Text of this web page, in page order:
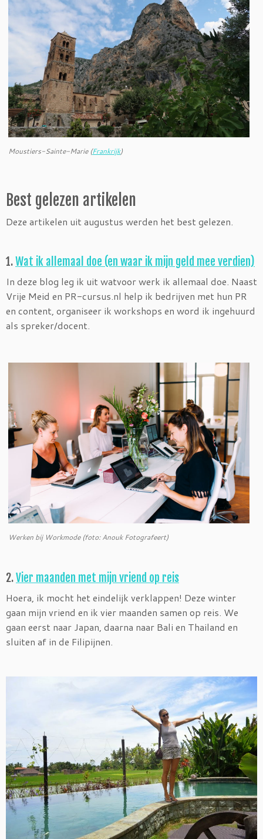
Moustiers-Sainte-Marie (Frankrijk)
Best gelezen artikelen
Deze artikelen uit augustus werden het best gelezen.
1.Wat ik allemaal doe (en waar ik mijn geld mee verdien)
In deze blog leg ik uit watvoor werk ik allemaal doe. Naast
Vrije Meid en PR-cursus.nl help ik bedrijven met hun PR
en content, organiseer ik workshops en word ik ingehuurd
als spreker/docent.
Werken bij Workmode (foto: Anouk Fotografeert)
2.Vier maanden met mijn vriend op reis
Hoera, ik mocht het eindelijk verklappen! Deze winter
gaan mijn vriend en ik vier maanden samen op reis. We
gaan eerst naar Japan, daarna naar Bali en Thailand en
sluiten af in de Filipijnen.